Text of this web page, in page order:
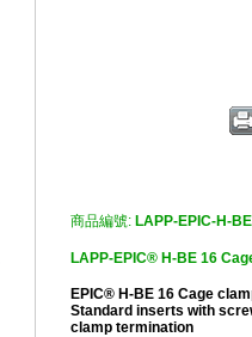
商品編號: LAPP-EPIC-H-
LAPP-EPIC® H-BE 16
EPIC® H-BE 16 Cage
Standard inserts with
clamp termination